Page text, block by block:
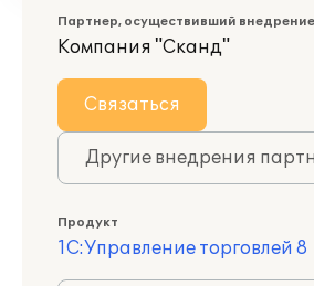
Партнер, осуществивший
Компания "Сканд"
Связаться
Другие внедрения
Продукт
1С:Управление торговлей 8